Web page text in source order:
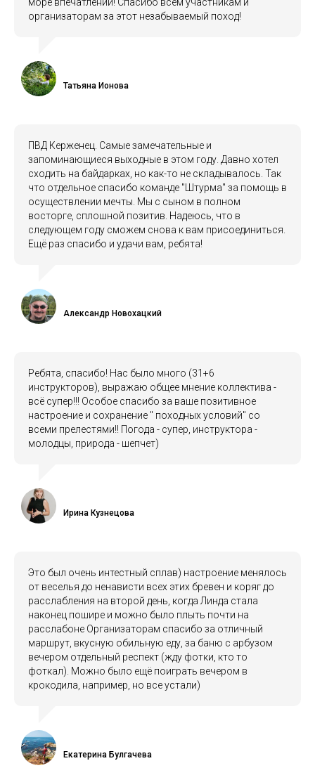
организаторам за этот незабываемый поход!
Татьяна Ионова
ПВД Керженец. Самые замечательные и
запоминающиеся выходные в этом году. Давно хотел
сходить на байдарках, но как-то не складывалось. Так
что отдельное спасибо команде "Штурма" за помощь в
осуществлении мечты. Мы с сыном в полном
восторге, сплошной позитив. Надеюсь, что в
следующем году сможем снова к вам присоединиться.
Ещё раз спасибо и удачи вам, ребята!
Александр Новохацкий
Ребята, спасибо! Нас было много (31+6
инструкторов), выражаю общее мнение коллектива -
всё супер!!! Особое спасибо за ваше позитивное
настроение и сохранение " походных условий" со
всеми прелестями!! Погода - супер, инструктора -
молодцы, природа - шепчет)
Ирина Кузнецова
Это был очень интестный сплав) настроение менялось
от веселья до ненависти всех этих бревен и коряг до
расслабления на второй день, когда Линда стала
наконец пошире и можно было плыть почти на
расслабоне Организаторам спасибо за отличный
маршрут, вкусную обильную еду, за баню с арбузом
вечером отдельный респект (жду фотки, кто то
фоткал). Можно было ещё поиграть вечером в
крокодила, например, но все устали)
Екатерина Булгачева